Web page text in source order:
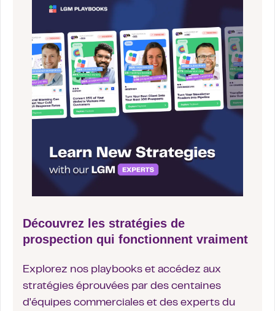
Découvrez les stratégies de
prospection qui fonctionnent vraiment
Explorez nos playbooks et accédez aux
stratégies éprouvées par des centaines
d'équipes commerciales et des experts du